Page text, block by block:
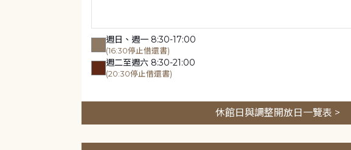
週日、週一 8:30-17:00
(16:30停止借還書)
週二至週六 8:30-21:00
(20:30停止借還書)
休館日與調整開放日一覽表 >